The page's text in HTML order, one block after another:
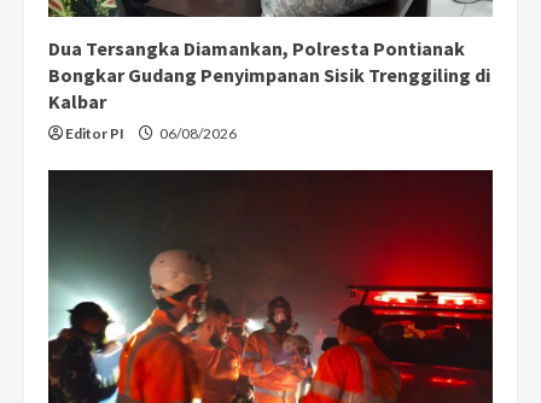
Dua Tersangka Diamankan, Polresta Pontianak
Bongkar Gudang Penyimpanan Sisik Trenggiling di
Kalbar
Editor PI 06/08/2026